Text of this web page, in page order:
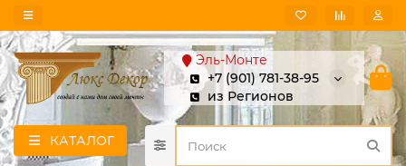
Эль-Монте
+7 (901) 781-38-95
из Регионов
КАТАЛОГ